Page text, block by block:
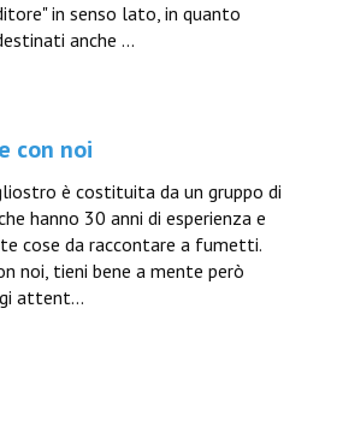
in senso lato, in quanto
anche ...
con noi
è costituita da un gruppo di
hanno 30 anni di esperienza e
cose da raccontare a fumetti.
noi, tieni bene a mente però
attent...